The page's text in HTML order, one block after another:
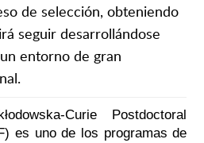
de selección, obteniendo
seguir desarrollándose
entorno de gran
Curie Postdoctoral
es uno de los programas de